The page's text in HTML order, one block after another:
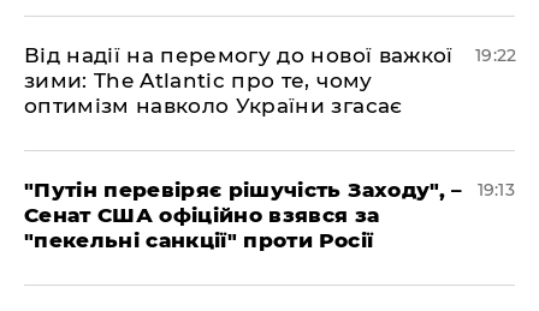
​Від надії на перемогу до нової важкої
зими: The Atlantic про те, чому
оптимізм навколо України згасає
19:22
​"Путін перевіряє рішучість Заходу", –
Сенат США офіційно взявся за
"пекельні санкції" проти Росії
19:13